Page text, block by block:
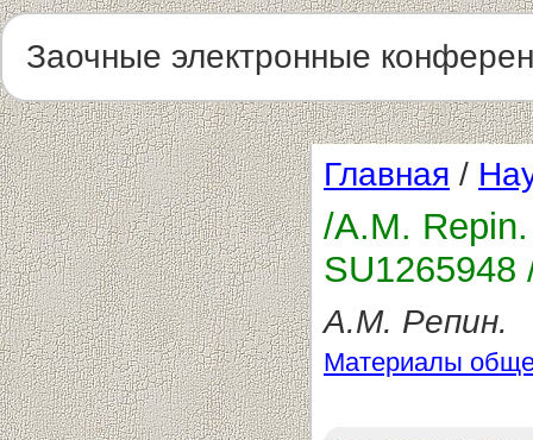
Заочные электронные
Главная /
/А.М. Repin.
SU1265948
А.М. Репин.
Материалы